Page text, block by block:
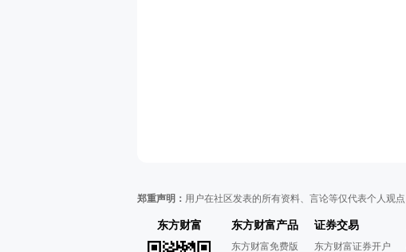
郑重声明： 用户在社区发表的所有资料、言论等仅代表个人观
东方财富 东方财富产品
东方财富免费版
证券交易
东方财富证券开户